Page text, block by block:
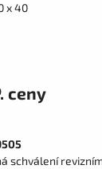
x 40
ceny
schválení